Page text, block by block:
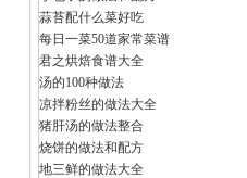
蒜苔配什么菜好吃
每日一菜50道家常菜谱
君之烘焙食谱大全
汤的100种做法
凉拌粉丝的做法大全
猪肝汤的做法整合
烧饼的做法和配方
地三鲜的做法大全